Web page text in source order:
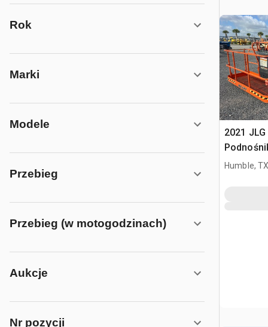
Rok
Marki
Modele
Przebieg
Przebieg (w motogodzinach)
Aukcje
Nr pozycji
2021
Humble,